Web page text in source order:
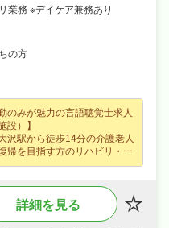
業務 ※デイケア兼務あり
の方
のみが魅力の言語聴覚士求人
設）】
沢駅から徒歩14分の介護老人
帰を目指す方のリハビリ・ケ
覚士求人、ぜひあなたの力を
〜27万円、賞与年2回・昇
で、あなたの経験を正当に評
詳細を見る